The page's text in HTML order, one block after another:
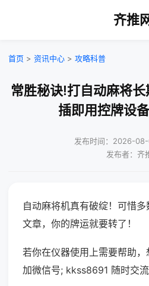
齐推
首页 > 资讯中心 > 攻略科普
常胜秘诀!打自动麻将
插即用控牌设
发布时间：2026-08-
发布者：齐
自动麻将机真有破绽！可惜
文章，你的牌运就要转了！
若你在仪器使用上需要帮助
加微信号; kkss8691 随时交流